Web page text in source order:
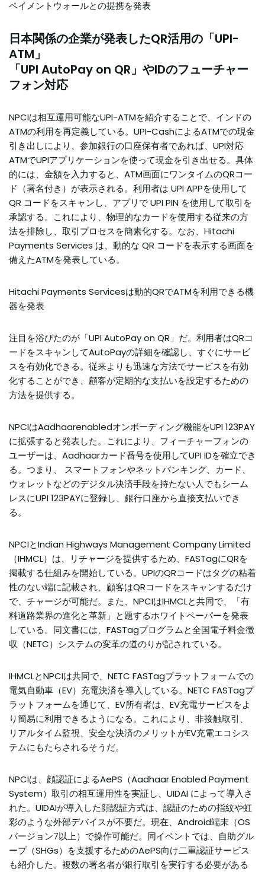
ペイメントウォールとの提携を発表
日本関係の企業が発表したQR活用の「UPI-
ATM」
「UPI AutoPay on QR」やIDのフューチャー
フォン対応
NPCIは相互運用可能なUPI-ATMを紹介することで、インドの
ATMの利用を再定義している。UPI-CashによるATMでの現金
引き出しにより、参加銀行の口座保有者であれば、UPI対応
ATMでUPIアプリケーションを使って現金を引き出せる。具体
的には、金額を入力すると、ATM画面にワンタイムのQRコー
ド（署名付き）が表示される。利用者は UPI APPを使用して
QR コードをスキャンし、アプリで UPI PIN を使用して取引を
承認する。これにより、物理的なカードを使用する従来の方
法を排除し、取引プロセスを簡素化する。なお、Hitachi
Payments Services は、動的な QR コードを表示する画面を
備えたATMを発表している。
Hitachi Payments Servicesは動的QRでATMを利用できる機
器を発表
注目を浴びたのが「UPI AutoPay on QR」だ。利用者はQRコ
ードをスキャンしてAutoPayの詳細を確認し、すぐにサービ
スを有効化できる。従来よりも迅速な方法でサービスを有効
化することができ、顧客が定期的な支払いを設定するための
方法を提供する。
NPCIはAadhaarenabledオンボーディング機能をUPI 123PAY
に拡張すると発表した。これにより、フィーチャーフォンの
ユーザーは、Aadhaarカード番号を使用してUPI IDを確立でき
る。つまり、 スマートフォンやネットバンキング、カード、
ウォレットなどのデジタル決済手段を持たない人でもシーム
レスにUPI 123PAYに登録し、銀行口座から直接支払いでき
る。
NPCIとIndian Highways Management Company Limited
（IHMCL）は、リチャージを提供するため、FASTagにQRを
掲載する仕組みを開始している。UPIのQRコードはタグの粘着
性のない端に記載され、顧客はQRコードをスキャンするだけ
で、チャージが可能だ。また、NPCIはIHMCLと共同で、「有
料道路業界の進化と革新」と題するホワイトペーパーを発表
している。同文書には、FASTagプログラムと全国電子料金徴
収（NETC）システムの変革の道のりが記されている。
IHMCLとNPCIは共同で、NETC FASTagプラットフォームでの
電気自動車（EV）充電決済を導入している。NETC FASTagプ
ラットフォームを通じて、EV所有者は、EV充電サービスをよ
り簡易に利用できるようになる。これにより、非接触取引、
リアルタイム監視、安全な決済のメリットがEV充電エコシス
テムにもたらされるそうだ。
NPCIは、顔認証によるAePS（Aadhaar Enabled Payment
System）取引の相互運用性を実証し、UIDAI によって導入さ
れた。UIDAIが導入した顔認証方式は、認証のための指紋や虹
彩のような外部デバイスが不要だ。現在、Android端末（OS
バージョン7以上）で操作可能だ。同イベントでは、自助グル
ープ（SHGs）を支援するためのAePS向け二重認証サービス
も紹介した。複数の署名者が銀行取引を実行する必要がある